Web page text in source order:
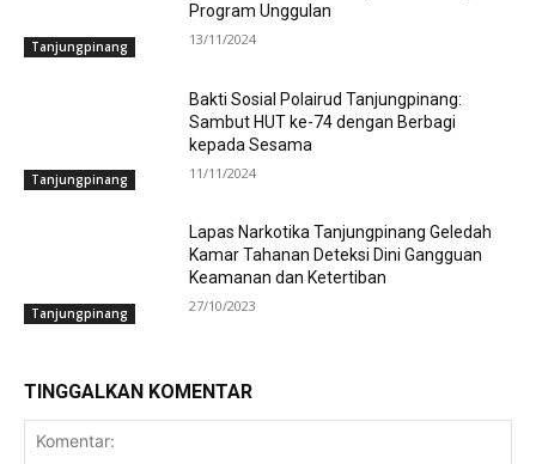
Tanjungpinang
Program Unggulan
13/11/2024
Tanjungpinang
Bakti Sosial Polairud Tanjungpinang:
Sambut HUT ke-74 dengan Berbagi
kepada Sesama
11/11/2024
Tanjungpinang
Lapas Narkotika Tanjungpinang Geledah
Kamar Tahanan Deteksi Dini Gangguan
Keamanan dan Ketertiban
27/10/2023
TINGGALKAN KOMENTAR